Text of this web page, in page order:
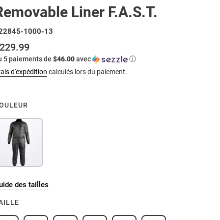
Liner F.A.S.T.
1000-13
5 paiements de $46.00avec
ⓘ
d'expédition calculés lors du paiement.
des tailles